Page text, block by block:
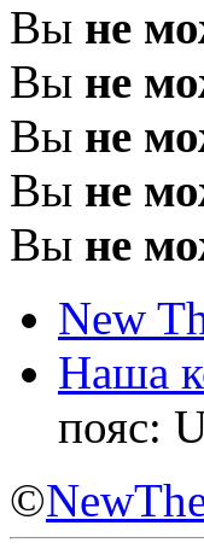
Вы не
Вы не
Вы не
Вы не
Вы не
New
Наша
пояс:
©